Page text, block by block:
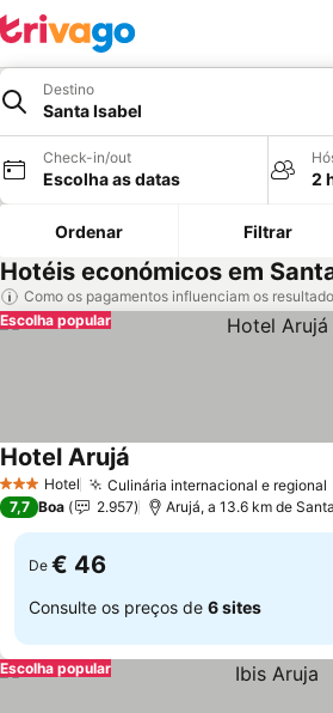
Destino
Santa Isabel
Check-in/out
Escolha as datas 2
Ordenar Filtrar
Hotéis económicos em
Como os pagamentos influenciam os
Escolha popular
3 EstrelasHotel Culinária internacional e regional
Hotel Arujá
7,7 Boa 2.957 Arujá, a 13.6 km de
De € 46
Consulte os preços de 6 sites
Escolha popular